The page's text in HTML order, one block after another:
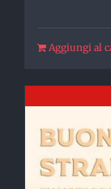
Aggiungi al